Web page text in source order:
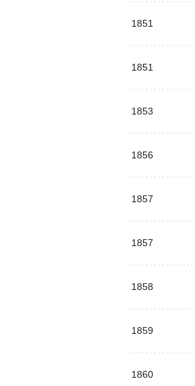
1851
1851
1853
1856
1857
1857
1858
1859
1860